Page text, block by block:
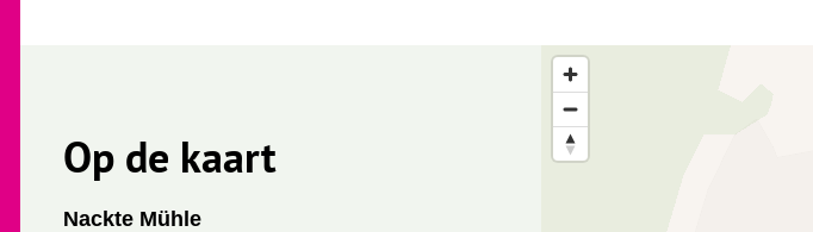
Op de kaart
Nackte Mühle